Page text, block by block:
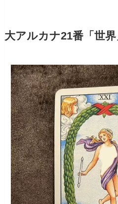
大アルカナ21番「世界